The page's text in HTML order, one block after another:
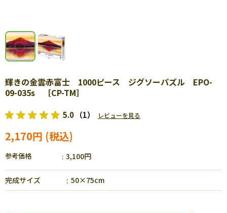
輝きの金雲赤富士 1000ピース ジグソーパズル EPO-
09-035s ［CP-TM］
5.0 （1） レビューを見る
2,170円
参考価格 3,100円
完成サイズ 50×75cm